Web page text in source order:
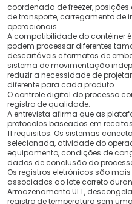
coordenada de freezer,
de transporte, carregamento de
operacionais.
A compatibilidade do contêiner
podem processar diferentes
descartáveis ​​e formatos de
sistema de movimentação
reduzir a necessidade de
diferente para cada produto.
O controle digital do processo
registro de qualidade.
A entrevista afirma que as
protocolos baseados em
11 requisitos. Os sistemas
selecionada, atividade do
equipamento, condições de
dados de conclusão do
Os registros eletrônicos são
associados ao lote correto
Armazenamento ULT,
registro de temperatura sem